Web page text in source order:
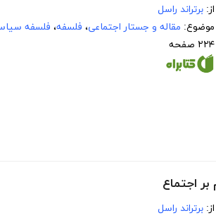
از: برتراند راسل
موضوع: مقاله و جستار اجتماعی، فلسفه، فلسفه
۲۲۴ صفحه
بر اجتماع
از: برتراند راسل